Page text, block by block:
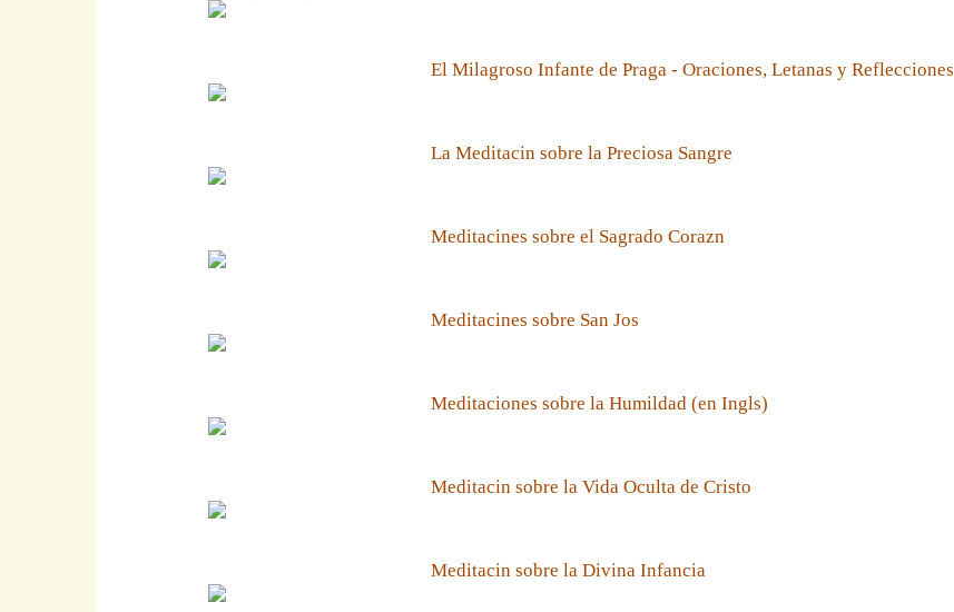
El Milagroso Infante de Praga - Oraciones, Letanas y Reflecciones
La Meditacin sobre la Preciosa Sangre
Meditacines sobre el Sagrado Corazn
Meditacines sobre San Jos
Meditaciones sobre la Humildad (en Ingls)
Meditacin sobre la Vida Oculta de Cristo
Meditacin sobre la Divina Infancia